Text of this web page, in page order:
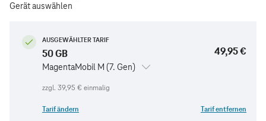
Gerät auswählen
AUSGEWÄHLTER TARIF
50 GB
MagentaMobil M (7. Gen)
49,95 €
zzgl. 39,95 € einmalig
Tarif ändern Tarif entfernen